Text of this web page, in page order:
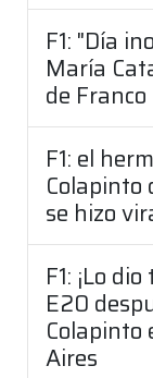
F1: "Día
María
de
F1: el
Colapinto
se hizo
F1: ¡Lo
E20
Colapinto
Aires